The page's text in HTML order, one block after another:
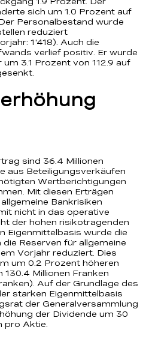
sich um 1.0 Prozent auf
Personalbestand wurde
reduziert
1'418). Auch die
verlief positiv. Er wurde
3.1 Prozent von 112.9 auf
sind 36.4 Millionen
aus Beteiligungsverkäufen
Wertberichtigungen
Mit diesen Erträgen
Bankrisiken
nicht in das operative
der hohen risikotragenden
Eigenmittelbasis wurde die
Reserven für allgemeine
Vorjahr reduziert. Dies
um 0.2 Prozent höheren
130.4 Millionen Franken
Auf der Grundlage des
starken Eigenmittelbasis
der Generalversammlung
der Dividende um 30
pro Aktie.